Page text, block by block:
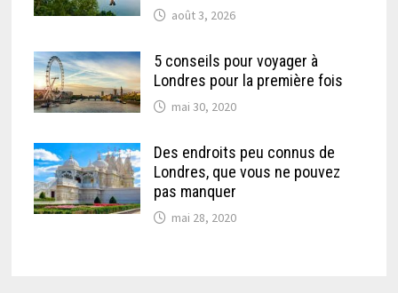
août 3, 2026
5 conseils pour voyager à
Londres pour la première fois
mai 30, 2020
Des endroits peu connus de
Londres, que vous ne pouvez
pas manquer
mai 28, 2020